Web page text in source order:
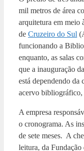
mil metros de área
arquitetura em meio
de Cruzeiro do Sul
funcionando a
enquanto, as salas
que a inauguração
está dependendo da
acervo bibliográfico,
A empresa
o cronograma. As
de sete meses. A
leitura, da